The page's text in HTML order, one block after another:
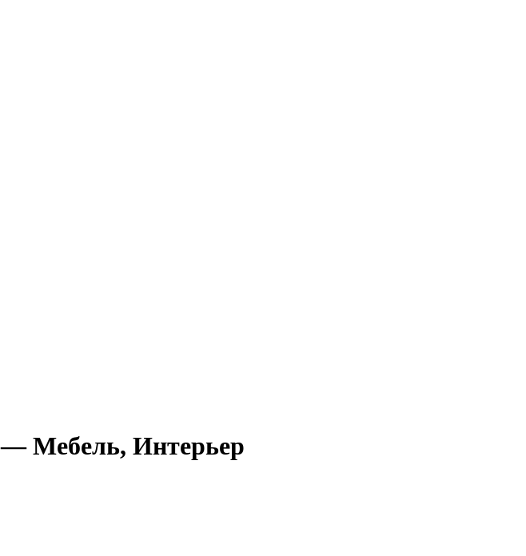
— Мебель, Интерьер